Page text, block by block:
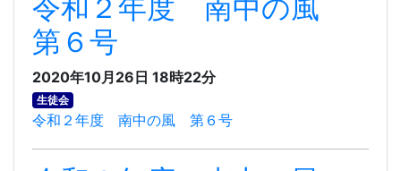
令和２年度 南中の風
第６号
2020年10月26日 18時22分
生徒会
令和２年度 南中の風 第６号